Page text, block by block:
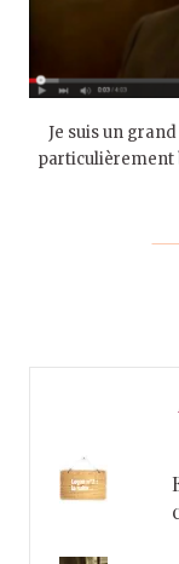
Je suis un
particulièrement